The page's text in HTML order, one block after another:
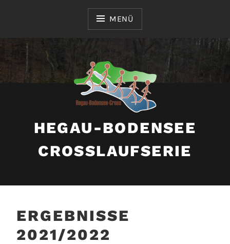
MENÜ
HEGAU-BODENSEE
CROSSLAUFSERIE
ERGEBNISSE
2021/2022